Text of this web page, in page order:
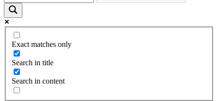
Exact matches only
Search in title
Search in content